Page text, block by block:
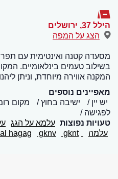
הילל 37 , ירושלים
הצג על המפה
מסעדה קטנה ואינטימית עם
בשילוב טעמים בינלאומיים.
המקנה אווירה מיוחדת, וניתן
מאפיינים נוספים
יש יין
ישיבה בחוץ מקום
לפגישה
טעויות נפוצות עלמא על הגג
עלמה
hagag gknv gknt